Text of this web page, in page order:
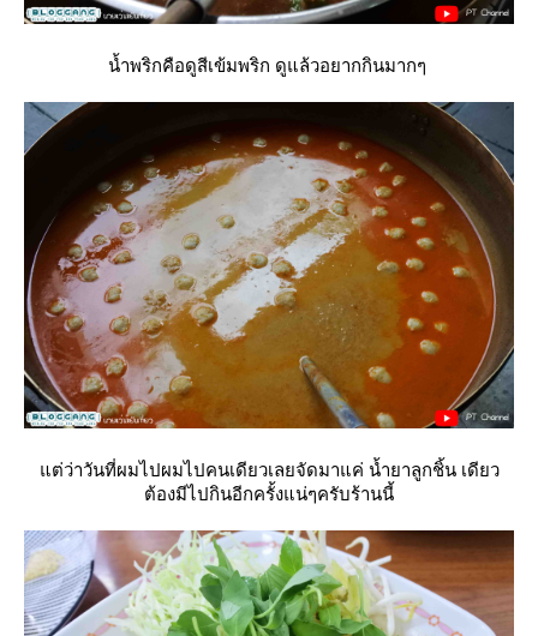
น้ำพริกคือดูสีเข้มพริก ดูแล้วอยากกินมากๆ
ต่ว่าวันที่ผมไปผมไปคนเดียวเลยจัดมาแค่ น้ำยาลูกชิ้น เดียว
ต้องมีไปกินอีกครั้งแน่ๆครับร้านนี้